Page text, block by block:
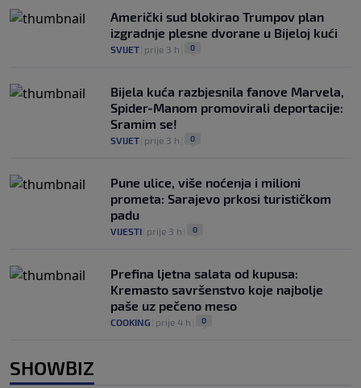
Američki sud blokirao Trumpov plan
izgradnje plesne dvorane u Bijeloj kući
SVIJET prije 3 h 0
Bijela kuća razbjesnila fanove Marvela,
Spider-Manom promovirali deportacije:
Sramim se!
SVIJET prije 3 h 0
Pune ulice, više noćenja i milioni
prometa: Sarajevo prkosi turističkom
padu
VIJESTI prije 3 h 0
Prefina ljetna salata od kupusa:
Kremasto savršenstvo koje najbolje
paše uz pečeno meso
COOKING prije 4 h 0
SHOWBIZ